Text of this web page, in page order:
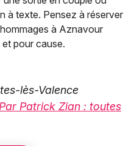
à texte. Pensez à réserver
à Aznavour
pour cause.
lès-Valence
Patrick Zian : toutes